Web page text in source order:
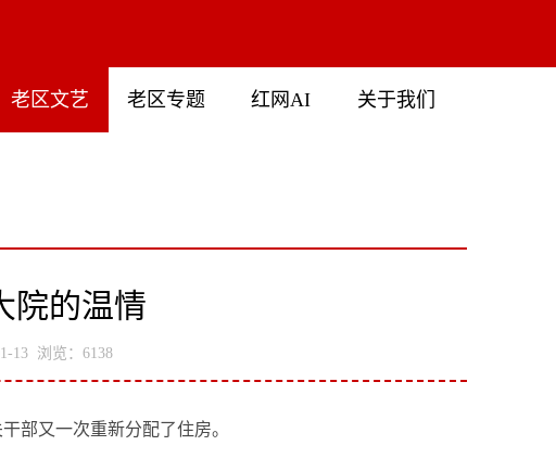
老区文艺 老区专题 红网AI 关于我们
院的温情
13 浏览：6138
部又一次重新分配了住房。